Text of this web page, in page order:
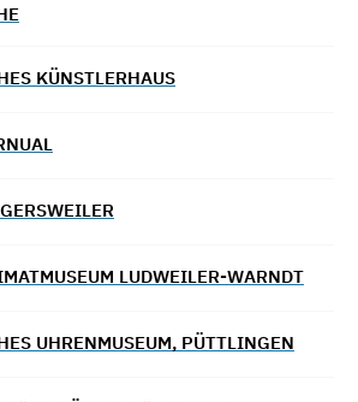
KÜNSTLERHAUS
LUDWEILER-WARNDT
UHRENMUSEUM, PÜTTLINGEN